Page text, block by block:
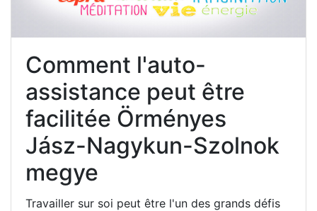
Comment l'auto-
assistance peut être
facilitée Örményes
Jász-Nagykun-Szolnok
megye
Travailler sur soi peut être l'un des grands défis